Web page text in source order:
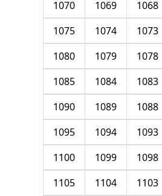
1068
1069
1070
1073
1074
1075
1078
1079
1080
1083
1084
1085
1088
1089
1090
1093
1094
1095
1098
1099
1100
1103
1104
1105